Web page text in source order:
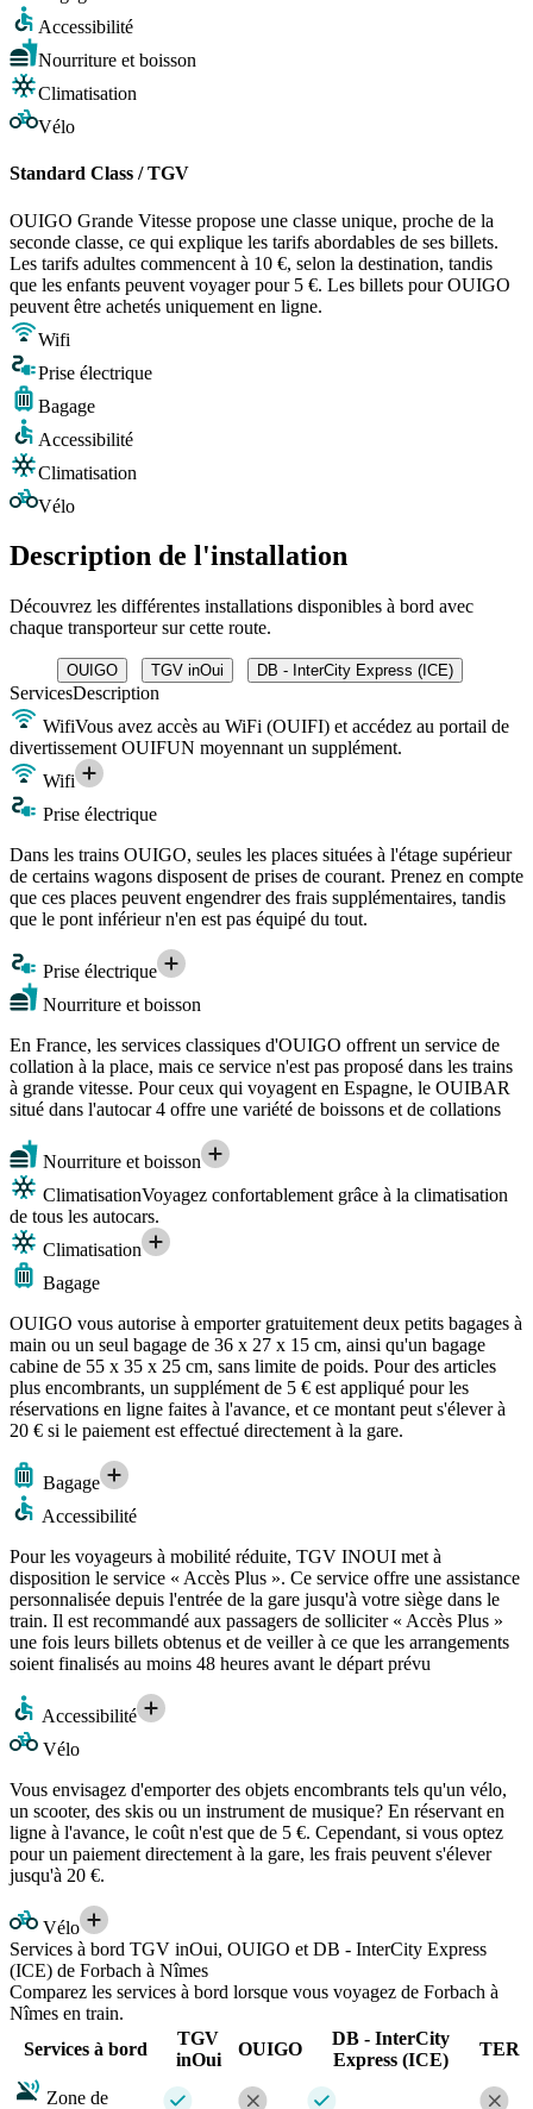
Accessibilité
Nourriture et boisson
Climatisation
Vélo
Standard Class / TGV
OUIGO Grande Vitesse propose une classe unique, proche de la
seconde classe, ce qui explique les tarifs abordables de ses billets.
Les tarifs adultes commencent à 10 €, selon la destination, tandis
que les enfants peuvent voyager pour 5 €. Les billets pour OUIGO
peuvent être achetés uniquement en ligne.
Wifi
Prise électrique
Bagage
Accessibilité
Climatisation
Vélo
Description de l'installation
Découvrez les différentes installations disponibles à bord avec
chaque transporteur sur cette route.
OUIGO TGV inOui DB - InterCity Express (ICE)
ServicesDescription
WifiVous avez accès au WiFi (OUIFI) et accédez au portail de
divertissement OUIFUN moyennant un supplément.
Wifi
Prise électrique
Dans les trains OUIGO, seules les places situées à l'étage supérieur
de certains wagons disposent de prises de courant. Prenez en compte
que ces places peuvent engendrer des frais supplémentaires, tandis
que le pont inférieur n'en est pas équipé du tout.
Prise électrique
Nourriture et boisson
En France, les services classiques d'OUIGO offrent un service de
collation à la place, mais ce service n'est pas proposé dans les trains
à grande vitesse. Pour ceux qui voyagent en Espagne, le OUIBAR
situé dans l'autocar 4 offre une variété de boissons et de collations
Nourriture et boisson
ClimatisationVoyagez confortablement grâce à la climatisation
de tous les autocars.
Climatisation
Bagage
OUIGO vous autorise à emporter gratuitement deux petits bagages à
main ou un seul bagage de 36 x 27 x 15 cm, ainsi qu'un bagage
cabine de 55 x 35 x 25 cm, sans limite de poids. Pour des articles
plus encombrants, un supplément de 5 € est appliqué pour les
réservations en ligne faites à l'avance, et ce montant peut s'élever à
20 € si le paiement est effectué directement à la gare.
Bagage
Accessibilité
Pour les voyageurs à mobilité réduite, TGV INOUI met à
disposition le service « Accès Plus ». Ce service offre une assistance
personnalisée depuis l'entrée de la gare jusqu'à votre siège dans le
train. Il est recommandé aux passagers de solliciter « Accès Plus »
une fois leurs billets obtenus et de veiller à ce que les arrangements
soient finalisés au moins 48 heures avant le départ prévu
Accessibilité
Vélo
Vous envisagez d'emporter des objets encombrants tels qu'un vélo,
un scooter, des skis ou un instrument de musique? En réservant en
ligne à l'avance, le coût n'est que de 5 €. Cependant, si vous optez
pour un paiement directement à la gare, les frais peuvent s'élever
jusqu'à 20 €.
Vélo
Services à bord TGV inOui, OUIGO et DB - InterCity Express
(ICE) de Forbach à Nîmes
Comparez les services à bord lorsque vous voyagez de Forbach à
Nîmes en train.
Services à bord
TGV
inOui
OUIGO
DB - InterCity
Express (ICE)
TER
Zone de